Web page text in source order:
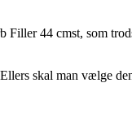
44 cmst, som
skal man vælge